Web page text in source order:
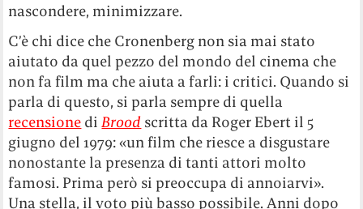
nascondere, minimizzare.
C’è chi dice che Cronenberg non sia mai stato
aiutato da quel pezzo del mondo del cinema che
non fa film ma che aiuta a farli: i critici. Quando si
parla di questo, si parla sempre di quella
recensione diBrood scritta da Roger Ebert il 5
giugno del 1979: «un film che riesce a disgustare
nonostante la presenza di tanti attori molto
famosi. Prima però si preoccupa di annoiarvi».
Una stella, il voto più basso possibile. Anni dopo